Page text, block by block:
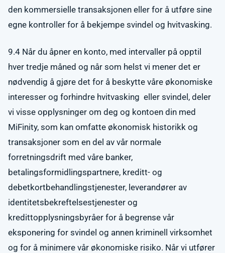
den kommersielle transaksjonen eller for å utføre sine
egne kontroller for å bekjempe svindel og hvitvasking.
9.4 Når du åpner en konto, med intervaller på opptil
hver tredje måned og når som helst vi mener det er
nødvendig å gjøre det for å beskytte våre økonomiske
interesser og forhindre hvitvasking eller svindel, deler
vi visse opplysninger om deg og kontoen din med
MiFinity, som kan omfatte økonomisk historikk og
transaksjoner som en del av vår normale
forretningsdrift med våre banker,
betalingsformidlingspartnere, kreditt- og
debetkortbehandlingstjenester, leverandører av
identitetsbekreftelsestjenester og
kredittopplysningsbyråer for å begrense vår
eksponering for svindel og annen kriminell virksomhet
og for å minimere vår økonomiske risiko. Når vi utfører